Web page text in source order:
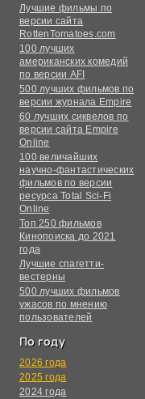
Лучшие фильмы по
версии сайта
RottenTomatoes.com
100 лучших
американских комедий
по версии AFI
500 лучших фильмов по
версии журнала Empire
60 лучших сиквелов по
версии сайта Empire
Online
100 величайших
научно-фантастических
фильмов по версии
ресурса Total Sci-Fi
Online
Топ 250 фильмов
Кинопоиска до 2021
года
Лучшие спагетти-
вестерны
500 лучших фильмов
ужасов по мнению
пользователей
По году
2026 года
2025 года
2024 года